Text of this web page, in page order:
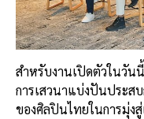
สำหรับงานเปิดตัวในวัน
การเสวนาแบ่งปันประส
ของศิลปินไทยในการมุ่ง